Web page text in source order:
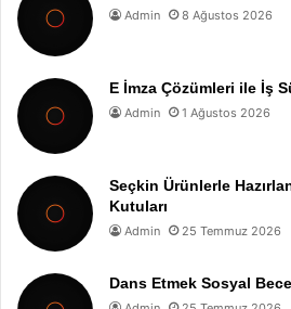
Admin 8 Ağustos 2026
E İmza Çözümleri ile İş
Admin 1 Ağustos 2026
Seçkin Ürünlerle
Kutuları
Admin 25 Temmuz 2026
Dans Etmek Sosyal